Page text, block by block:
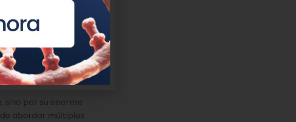
y
la traducción sin
En otras palabras,
resultado
sin sentido.
sino por su enorme
abordar múltiples